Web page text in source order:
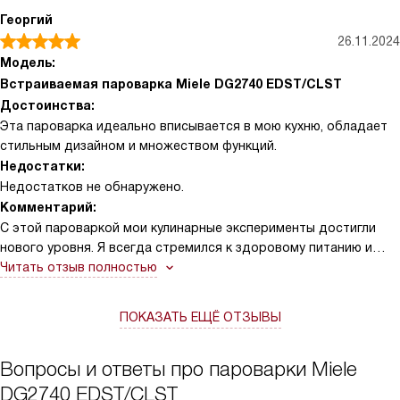
Георгий
26.11.2024
Модель:
Встраиваемая пароварка Miele DG2740 EDST/CLST
Достоинства:
Эта пароварка идеально вписывается в мою кухню, обладает
стильным дизайном и множеством функций.
Недостатки:
Недостатков не обнаружено.
Комментарий:
С этой пароваркой мои кулинарные эксперименты достигли
нового уровня. Я всегда стремился к здоровому питанию и
теперь, благодаря этому устройству, могу готовить разные
уровнях, при этом вкусы и запахи не смешиваются. Это значит,
сохранят свой индивидуальный вкус.
Однажды, когда у меня в гостях были друзья, я решил
Читать отзыв полностью
ПОКАЗАТЬ ЕЩЁ ОТЗЫВЫ
Вопросы и ответы про пароварки Miele
DG2740 EDST/CLST